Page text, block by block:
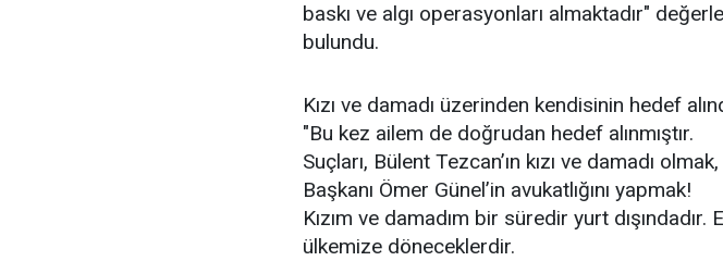
baskı ve algı operasyonları almaktadır"
bulundu.
Kızı ve damadı üzerinden kendisinin hedef
"Bu kez ailem de doğrudan hedef alınmıştır.
Suçları, Bülent Tezcan’ın kızı ve damadı
Başkanı Ömer Günel’in avukatlığını yapmak!
Kızım ve damadım bir süredir yurt dışındadır.
ülkemize döneceklerdir.